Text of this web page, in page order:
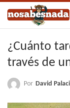
¿Cuánto
través de
Por David